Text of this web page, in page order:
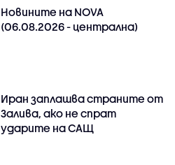
Новините на NOVA
(06.08.2026 - централна)
Иран заплашва страните от
Залива, ако не спрат
ударите на САЩ